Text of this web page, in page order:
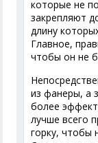
которые не
закрепляют
длину
Главное,
чтобы он не
из фанеры, а
более
лучше всего
горку, чтобы